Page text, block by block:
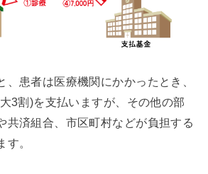
、患者は医療機関にかかったとき、
3割)を支払いますが、その他の部
共済組合、市区町村などが負担する
。